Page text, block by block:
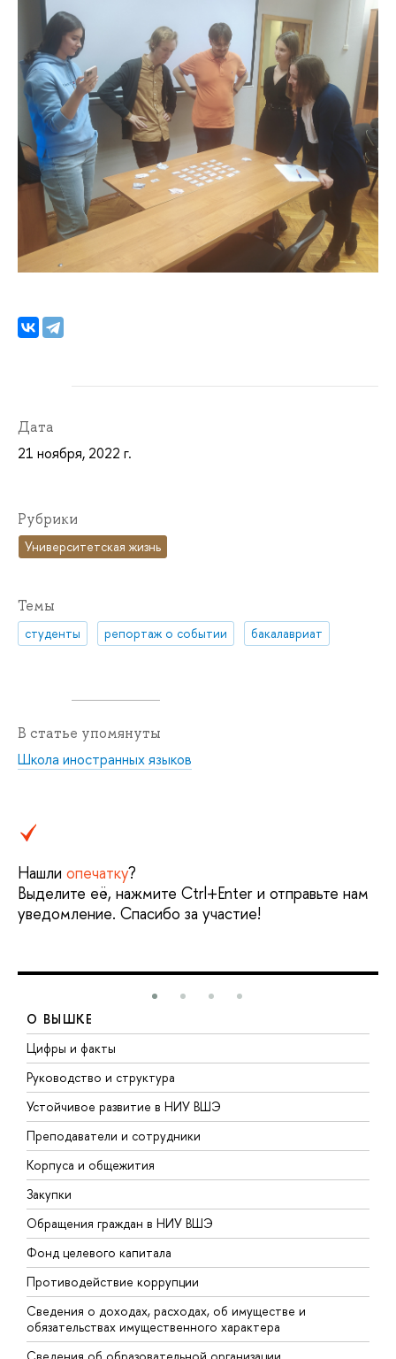
Дата
21 ноября, 2022 г.
Рубрики
Университетская жизнь
Темы
студенты репортаж о событии бакалавриат
В статье упомянуты
Школа иностранных языков
Нашли опечатку?
Выделите её, нажмите Ctrl+Enter и отправьте нам
уведомление. Спасибо за участие!
О ВЫШКЕ
Цифры и факты
Руководство и структура
Устойчивое развитие в НИУ ВШЭ
Преподаватели и сотрудники
Корпуса и общежития
Закупки
Обращения граждан в НИУ ВШЭ
Фонд целевого капитала
Противодействие коррупции
Сведения о доходах, расходах, об имуществе и
обязательствах имущественного характера